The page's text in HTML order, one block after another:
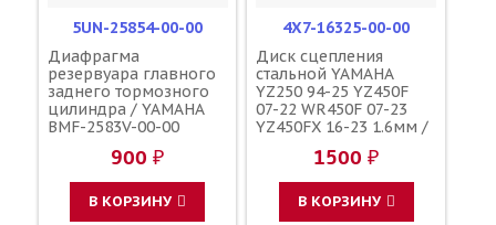
5UN-25854-00-00
Диафрагма
резервуара главного
заднего тормозного
цилиндра / YAMAHA
BMF-2583V-00-00
900 ₽
В КОРЗИНУ
4X7-16325-00-00
Диск сцепления
стальной YAMAHA
YZ250 94-25 YZ450F
07-22 WR450F 07-23
YZ450FX 16-23 1.6мм /
00 BR9-16324-00-00
4B1-16324-00-00 BR9-
16324-10-00
1500 ₽
В КОРЗИНУ